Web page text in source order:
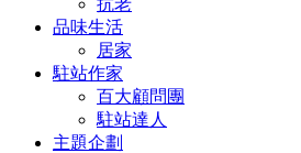
抗老
品味生活
居家
駐站作家
百大顧問團
駐站達人
主題企劃